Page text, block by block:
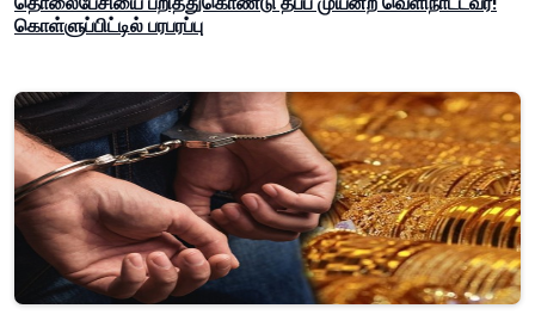
கொள்ளுப்பிட்டில் பரபரப்பு